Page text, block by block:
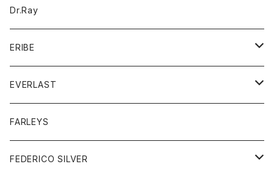
ジャケット
バッグ
キッズ
シャツ
Tシャツ
グッズ
帽子
トップス
シャツ
セーター
ボトム
ショートパンツ
レディース
Dr.Ray
ERIBE
ニット
EVERLAST
トップス
ジャケット
ボトム
FARLEYS
FEDERICO SILVER